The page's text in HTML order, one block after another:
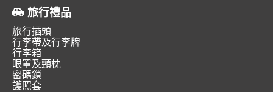
旅行禮品
旅行插頭
行李帶及行李牌
行李箱
眼罩及頸枕
密碼鎖
護照套